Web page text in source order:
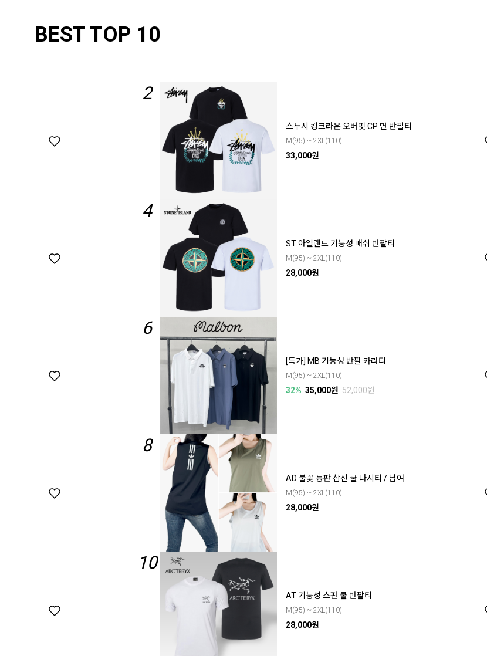
BEST TOP 10
2
스투시 킹크라운 오버핏 CP 면 반팔티
M(95) ~ 2XL(110)
33,000원
4
ST 아일랜드 기능성 매쉬 반팔티
M(95) ~ 2XL(110)
28,000원
6
[특가] MB 기능성 반팔 카라티
M(95) ~ 2XL(110)
32% 35,000원 52,000원
8
AD 불꽃 등판 삼선 쿨 나시티 / 남여
M(95) ~ 2XL(110)
28,000원
10
AT 기능성 스판 쿨 반팔티
M(95) ~ 2XL(110)
28,000원